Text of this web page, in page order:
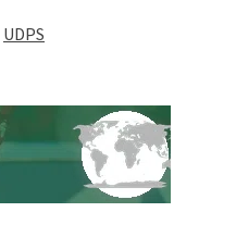
UDPS